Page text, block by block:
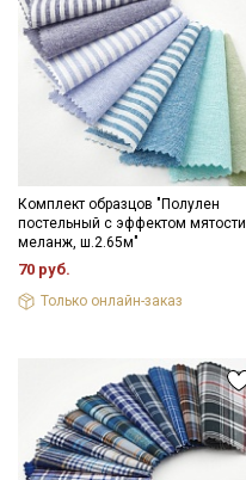
Комплект образцов "Полулен
постельный с эффектом мятости
меланж, ш.2.65м"
70 руб.
Только онлайн-заказ